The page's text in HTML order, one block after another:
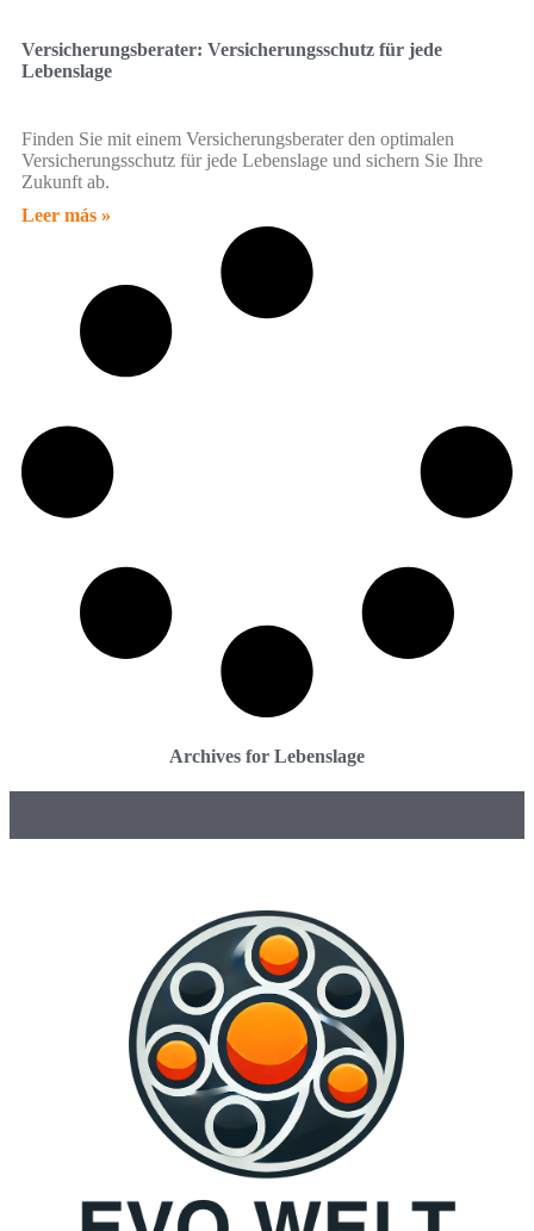
Versicherungsberater: Versicherungsschutz für jede
Lebenslage
Finden Sie mit einem Versicherungsberater den optimalen
Versicherungsschutz für jede Lebenslage und sichern Sie Ihre
Zukunft ab.
Leer más »
Archives for Lebenslage